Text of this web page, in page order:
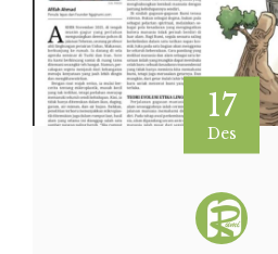
17
Des